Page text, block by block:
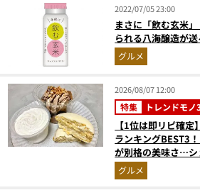
2022/07/05 23:00
まさに「飲む玄米
られる八海醸造が
グルメ
2026/08/07 12:00
特集 トレンドモノ
【1位は即リピ確
ランキングBEST3
が別格の美味さ…シ
ラプリンまで本気レ
グルメ